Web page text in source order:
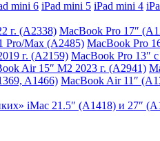
mini 6 iPad mini 5 iPad mini 4
г. (A2338) MacBook Pro 17″
Pro/Max (A2485) MacBook Pro
г. (A2159) MacBook Pro 13″
Air 15″ M2 2023 г. (A2941)
A1466) MacBook Air 11″
iMac 21.5″ (A1418) и 27″